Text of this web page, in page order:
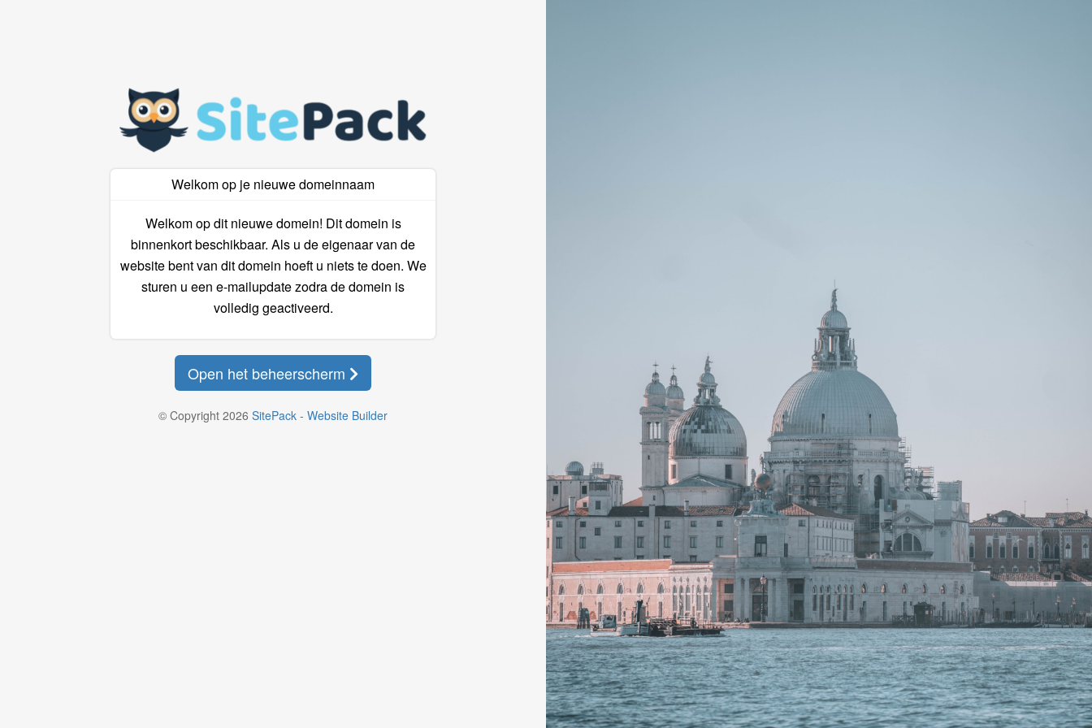
Welkom op je nieuwe domeinnaam
Welkom op dit nieuwe domein! Dit domein is
binnenkort beschikbaar. Als u de eigenaar van de
website bent van dit domein hoeft u niets te doen. We
sturen u een e-mailupdate zodra de domein is
volledig geactiveerd.
Open het beheerscherm
© Copyright 2026 SitePack - Website Builder